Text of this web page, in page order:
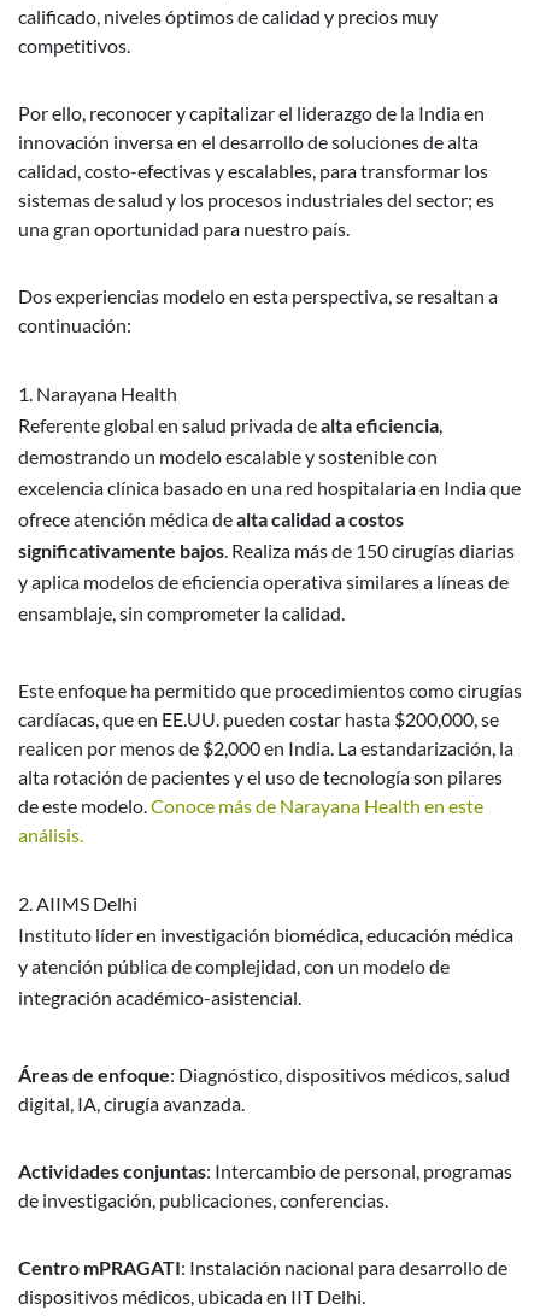
calificado, niveles óptimos de calidad y precios muy
competitivos.
Por ello, reconocer y capitalizar el liderazgo de la India en
innovación inversa en el desarrollo de soluciones de alta
calidad, costo-efectivas y escalables, para transformar los
sistemas de salud y los procesos industriales del sector; es
una gran oportunidad para nuestro país.
Dos experiencias modelo en esta perspectiva, se resaltan a
continuación:
Narayana Health
Referente global en salud privada dealta eficiencia,
demostrando un modelo escalable y sostenible con
excelencia clínica basado en una red hospitalaria en India que
ofrece atención médica dealta calidad a costos
significativamente bajos. Realiza más de 150 cirugías diarias
y aplica modelos de eficiencia operativa similares a líneas de
ensamblaje, sin comprometer la calidad.
Este enfoque ha permitido que procedimientos como cirugías
cardíacas, que en EE.UU. pueden costar hasta $200,000, se
realicen por menos de $2,000 en India. La estandarización, la
alta rotación de pacientes y el uso de tecnología son pilares
de este modelo.Conoce más de Narayana Health en este
análisis.
AIIMS Delhi
Instituto líder en investigación biomédica, educación médica
y atención pública de complejidad, con un modelo de
integración académico-asistencial.
Áreas de enfoque: Diagnóstico, dispositivos médicos, salud
digital, IA, cirugía avanzada.
Actividades conjuntas: Intercambio de personal, programas
de investigación, publicaciones, conferencias.
Centro mPRAGATI: Instalación nacional para desarrollo de
dispositivos médicos, ubicada en IIT Delhi.